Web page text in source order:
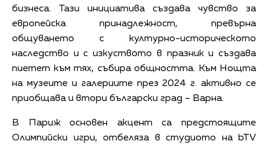
бизнеса. Тази инициатива създава чувство за
европейска принадлежност, превърна
общуването с културно-историческото
наследство и с изкуството в празник и създава
пиетет към тях, събира общността. Към Нощта
на музеите и галериите през 2024 г. активно се
приобщава и втори български град – Варна.
В Париж основен акцент са предстоящите
Олимпийски игри, отбеляза в студиото на bTV